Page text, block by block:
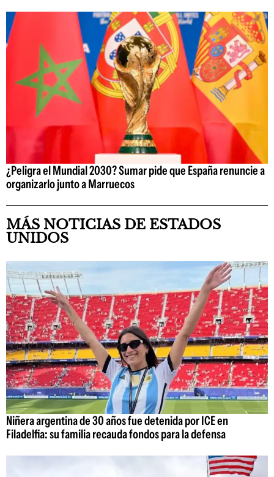
¿Peligra el Mundial 2030? Sumar pide que España renuncie a
organizarlo junto a Marruecos
MÁS NOTICIAS DE ESTADOS
UNIDOS
Niñera argentina de 30 años fue detenida por ICE en
Filadelfia: su familia recauda fondos para la defensa